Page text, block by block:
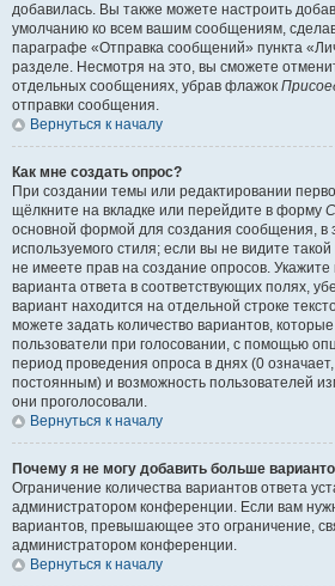
добавилась. Вы также можете настроить
умолчанию ко всем вашим сообщениям,
параграфе «Отправка сообщений» пункта
разделе. Несмотря на это, вы сможете
отдельных сообщениях, убрав флажок
отправки сообщения.
Вернуться к началу
Как мне создать опрос?
При создании темы или редактировании
щёлкните на вкладке или перейдите в форму
основной формой для создания сообщения, в
используемого стиля; если вы не видите
не имеете прав на создание опросов.
варианта ответа в соответствующих полях,
вариант находится на отдельной строке
можете задать количество вариантов,
пользователи при голосовании, с помощью
период проведения опроса в днях (0
постоянным) и возможность пользователей
они проголосовали.
Вернуться к началу
Почему я не могу добавить больше
Ограничение количества вариантов ответа
администратором конференции. Если вам
вариантов, превышающее это ограничение,
администратором конференции.
Вернуться к началу